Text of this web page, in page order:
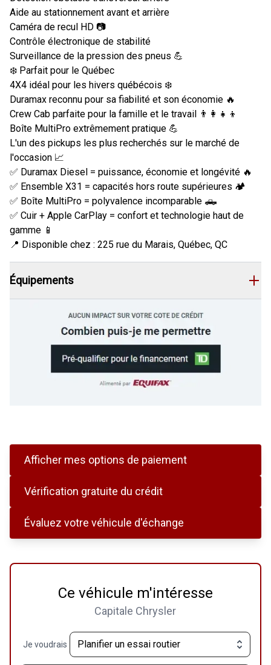
Aide au stationnement avant et arrière
Caméra de recul HD 📷
Contrôle électronique de stabilité
Surveillance de la pression des pneus 💪
❄️ Parfait pour le Québec
4X4 idéal pour les hivers québécois ❄️
Duramax reconnu pour sa fiabilité et son économie 🔥
Crew Cab parfaite pour la famille et le travail 👨‍👩‍👧‍👦
Boîte MultiPro extrêmement pratique 💪
L'un des pickups les plus recherchés sur le marché de
l'occasion 📈
✅ Duramax Diesel = puissance, économie et longévité 🔥
✅ Ensemble X31 = capacités hors route supérieures 🏕️
✅ Boîte MultiPro = polyvalence incomparable 🛻
✅ Cuir + Apple CarPlay = confort et technologie haut de
gamme 📱
📍 Disponible chez : 225 rue du Marais, Québec, QC
Équipements
Ce véhicule m'intéresse
Capitale Chrysler
Je voudrais
Afficher mes options de paiement
Vérification gratuite du crédit
Évaluez votre véhicule d'échange